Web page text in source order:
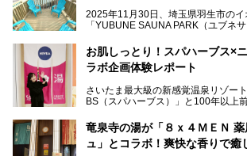
てきました！
2025年11月30日、埼玉県羽生市のイ
「YUBUNE SAUNA PARK（ユブネ
今年の4月1日から楽久屋グループの
（ユブネ）」が新ブランド「
湯舞音らしいサウナにこだわった遊
ウナ"施設で、男女別のお風呂のほか
ど、ユニークなポイントがいっぱい
オープン前取材に行ってきましたの
紹介しちゃいます！
お肌しっとり！スパハーブス×
ラボ企画体験レポート
さいたま最大級の新感覚温泉リゾー
BS（スパハーブス）」と100年以上
読者モデルやインスタグラマーとし
スパ大好きの畑瀬愛さんと取材して
竜泉寺の湯が「８ｘ４ＭＥＮ
ュ」とコラボ！爽快な香りで癒